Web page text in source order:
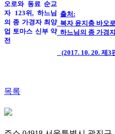
출처:
복자 윤지충 바오
하느님의 종 가경
(2017. 10. 20. 제3
목록